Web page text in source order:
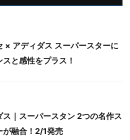
× アディダス スーパースターに
スと感性をプラス！
ス｜スーパースタン 2つの名作ス
が融合！2/1発売